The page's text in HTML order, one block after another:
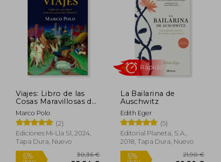
5%
dcto.
Viajes: Libro de las
Cosas Maravillosas del
Oriente
Marco Polo
(2)
Ediciones Mi-Lla Sl, 2024,
Tapa Dura, Nuevo
La Bailarina de
Auschwitz
Edith Eger
(5)
Editorial Planeta, S.A.,
2018, Tapa Dura, Nuevo
Rápido